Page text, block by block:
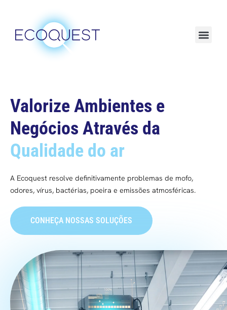
Valorize Ambientes e
Negócios Através da
Qualidade do ar
A Ecoquest resolve definitivamente problemas de mofo,
odores, vírus, bactérias, poeira e emissões atmosféricas.
CONHEÇA NOSSAS SOLUÇÕES